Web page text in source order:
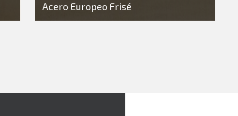
Acero Europeo Frisé